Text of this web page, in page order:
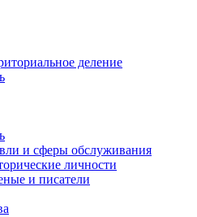
деление
и сферы обслуживания
личности
и писатели